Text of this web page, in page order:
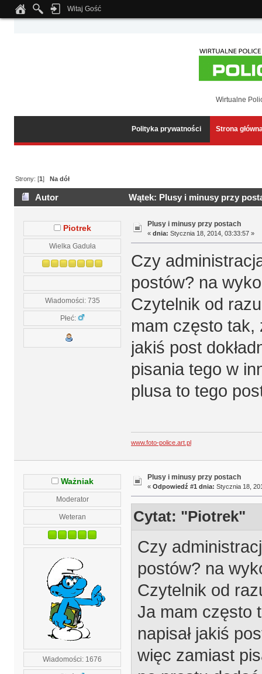
Notice: Undefined index: tapatalk_body_hook in
Witaj Gość
Wirtualne
Polityka prywatności Strona
Strony: [1]Na dół
Autor Wątek: Plusy i minusy przy
Piotrek
Wielka Gaduła
Wiadomości: 735
Płeć:
Plusy i minusy przy postach
« dnia: Stycznia 18, 2014, 03:33:57 »
Czy
postów? na
Czytelnik od
mam często tak,
jakiś post
pisania tego w
plusa to tego
www.foto-police.art.pl
Ważniak
Moderator
Weteran
Wiadomości: 1676
Plusy i minusy przy postach
« Odpowiedź #1 dnia: Stycznia 18,
Cytat: "Piotrek"
Czy
postów? na
Czytelnik od
Ja mam często
napisał jakiś
więc zamiast